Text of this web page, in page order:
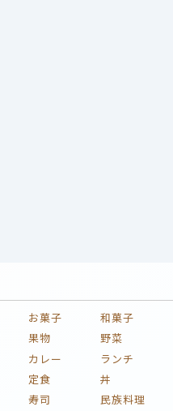
お菓子
和菓子
果物
野菜
カレー
ランチ
定食
丼
寿司
民族料理